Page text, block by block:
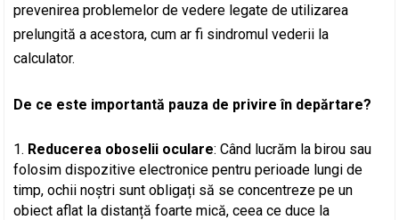
prevenirea problemelor de vedere legate de utilizarea
prelungită a acestora, cum ar fi sindromul vederii la
calculator.
De ce este importantă pauza de privire în depărtare?
Reducerea oboselii oculare: Când lucrăm la birou sau
folosim dispozitive electronice pentru perioade lungi de
timp, ochii noștri sunt obligați să se concentreze pe un
obiect aflat la distanță foarte mică, ceea ce duce la